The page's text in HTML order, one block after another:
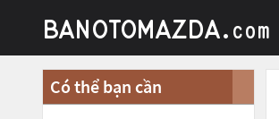
Có thể bạn cần